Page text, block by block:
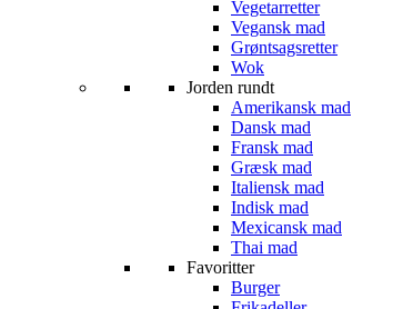
Vegetarretter
Vegansk mad
Grøntsagsretter
Wok
Jorden rundt
Amerikansk mad
Dansk mad
Fransk mad
Græsk mad
Italiensk mad
Indisk mad
Mexicansk mad
Thai mad
Favoritter
Burger